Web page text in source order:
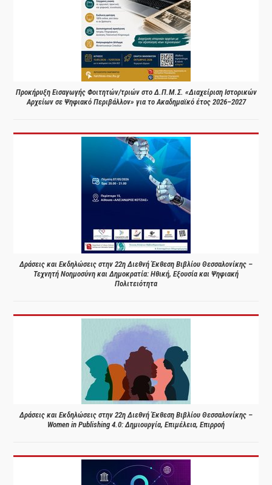
Προκήρυξη Εισαγωγής Φοιτητών/τριών στο Δ.Π.Μ.Σ. «Διαχείριση Ιστορικών
Αρχείων σε Ψηφιακό Περιβάλλον» για το Ακαδημαϊκό έτος 2026–2027
Δράσεις και Εκδηλώσεις στην 22η Διεθνή Έκθεση Βιβλίου Θεσσαλονίκης –
Τεχνητή Νοημοσύνη και Δημοκρατία: Ηθική, Εξουσία και Ψηφιακή
Πολιτειότητα
Δράσεις και Εκδηλώσεις στην 22η Διεθνή Έκθεση Βιβλίου Θεσσαλονίκης –
Women in Publishing 4.0: Δημιουργία, Επιμέλεια, Επιρροή